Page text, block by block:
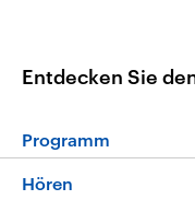
Entdecken Sie
Programm
Programm
Hören